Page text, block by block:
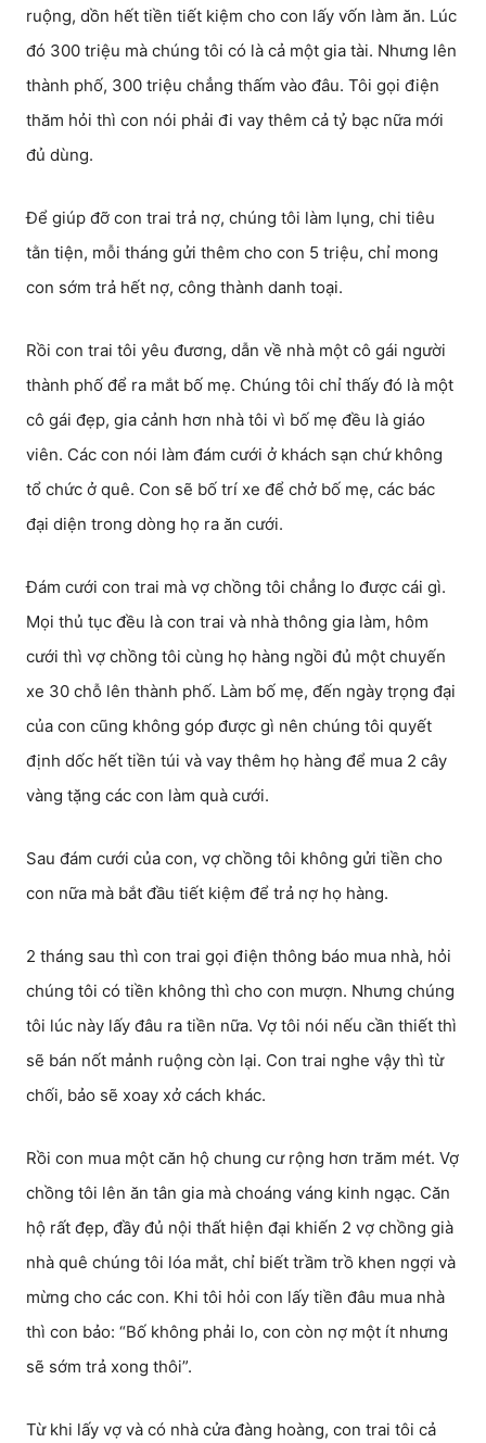
ruộng, dồn hết tiền tiết kiệm cho con lấy vốn làm ăn. Lúc
đó 300 triệu mà chúng tôi có là cả một gia tài. Nhưng lên
thành phố, 300 triệu chẳng thấm vào đâu. Tôi gọi điện
thăm hỏi thì con nói phải đi vay thêm cả tỷ bạc nữa mới
đủ dùng.
Để giúp đỡ con trai trả nợ, chúng tôi làm lụng, chi tiêu
tằn tiện, mỗi tháng gửi thêm cho con 5 triệu, chỉ mong
con sớm trả hết nợ, công thành danh toại.
Rồi con trai tôi yêu đương, dẫn về nhà một cô gái người
thành phố để ra mắt bố mẹ. Chúng tôi chỉ thấy đó là một
cô gái đẹp, gia cảnh hơn nhà tôi vì bố mẹ đều là giáo
viên. Các con nói làm đám cưới ở khách sạn chứ không
tổ chức ở quê. Con sẽ bố trí xe để chở bố mẹ, các bác
đại diện trong dòng họ ra ăn cưới.
Đám cưới con trai mà vợ chồng tôi chẳng lo được cái gì.
Mọi thủ tục đều là con trai và nhà thông gia làm, hôm
cưới thì vợ chồng tôi cùng họ hàng ngồi đủ một chuyến
xe 30 chỗ lên thành phố. Làm bố mẹ, đến ngày trọng đại
của con cũng không góp được gì nên chúng tôi quyết
định dốc hết tiền túi và vay thêm họ hàng để mua 2 cây
vàng tặng các con làm quà cưới.
Sau đám cưới của con, vợ chồng tôi không gửi tiền cho
con nữa mà bắt đầu tiết kiệm để trả nợ họ hàng.
2 tháng sau thì con trai gọi điện thông báo mua nhà, hỏi
chúng tôi có tiền không thì cho con mượn. Nhưng chúng
tôi lúc này lấy đâu ra tiền nữa. Vợ tôi nói nếu cần thiết thì
sẽ bán nốt mảnh ruộng còn lại. Con trai nghe vậy thì từ
chối, bảo sẽ xoay xở cách khác.
Rồi con mua một căn hộ chung cư rộng hơn trăm mét. Vợ
chồng tôi lên ăn tân gia mà choáng váng kinh ngạc. Căn
hộ rất đẹp, đầy đủ nội thất hiện đại khiến 2 vợ chồng già
nhà quê chúng tôi lóa mắt, chỉ biết trầm trồ khen ngợi và
mừng cho các con. Khi tôi hỏi con lấy tiền đâu mua nhà
thì con bảo: “Bố không phải lo, con còn nợ một ít nhưng
sẽ sớm trả xong thôi”.
Từ khi lấy vợ và có nhà cửa đàng hoàng, con trai tôi cả